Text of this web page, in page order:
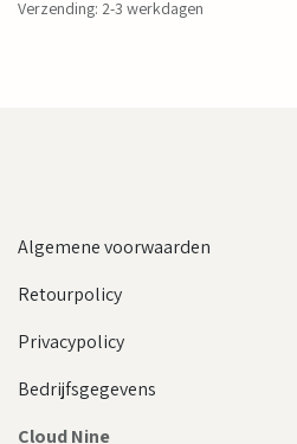
Verzending: 2-3 werkdagen
Algemene voorwaarden
Retourpolicy
Privacypolicy
Bedrijfsgegevens
Cloud Nine